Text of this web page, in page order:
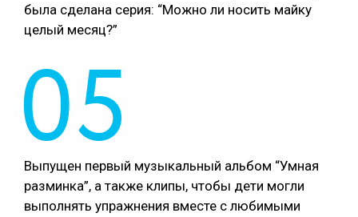
была сделана серия: “Можно ли носить майку
целый месяц?”
05
Выпущен первый музыкальный альбом “Умная
разминка”, а также клипы, чтобы дети могли
выполнять упражнения вместе с любимыми